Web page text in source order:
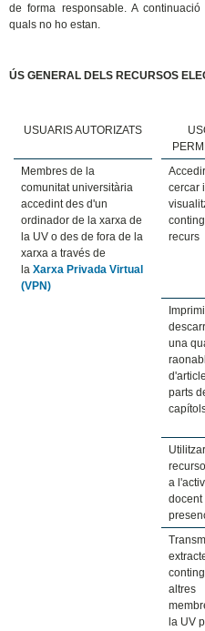
de forma responsable. A
quals no ho estan.
ÚS GENERAL DELS RECURSOS
USUARIS AUTORIZATS
Membres de la
comunitat universitària
accedint des d'un
ordinador de la xarxa de
la UV o des de fora de la
xarxa a través de
laXarxa Privada Virtual
(VPN)
cercar i
recurs
una
parts
a
docent
altres
la UV